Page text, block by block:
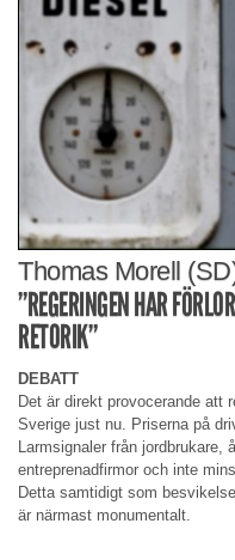
Thomas Morell
”REGERINGEN HAR
RETORIK”
DEBATT
Det är direkt provocerande att
Sverige just nu. Priserna på
Larmsignaler från jordbrukare,
entreprenadfirmor och inte
Detta samtidigt som
är närmast monumentalt.